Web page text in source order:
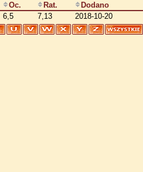
Oc. Rat.
Dodano
6,5 7,13 2018-10-20